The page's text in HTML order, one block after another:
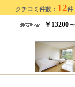
クチコミ件数： 12件
￥13200～